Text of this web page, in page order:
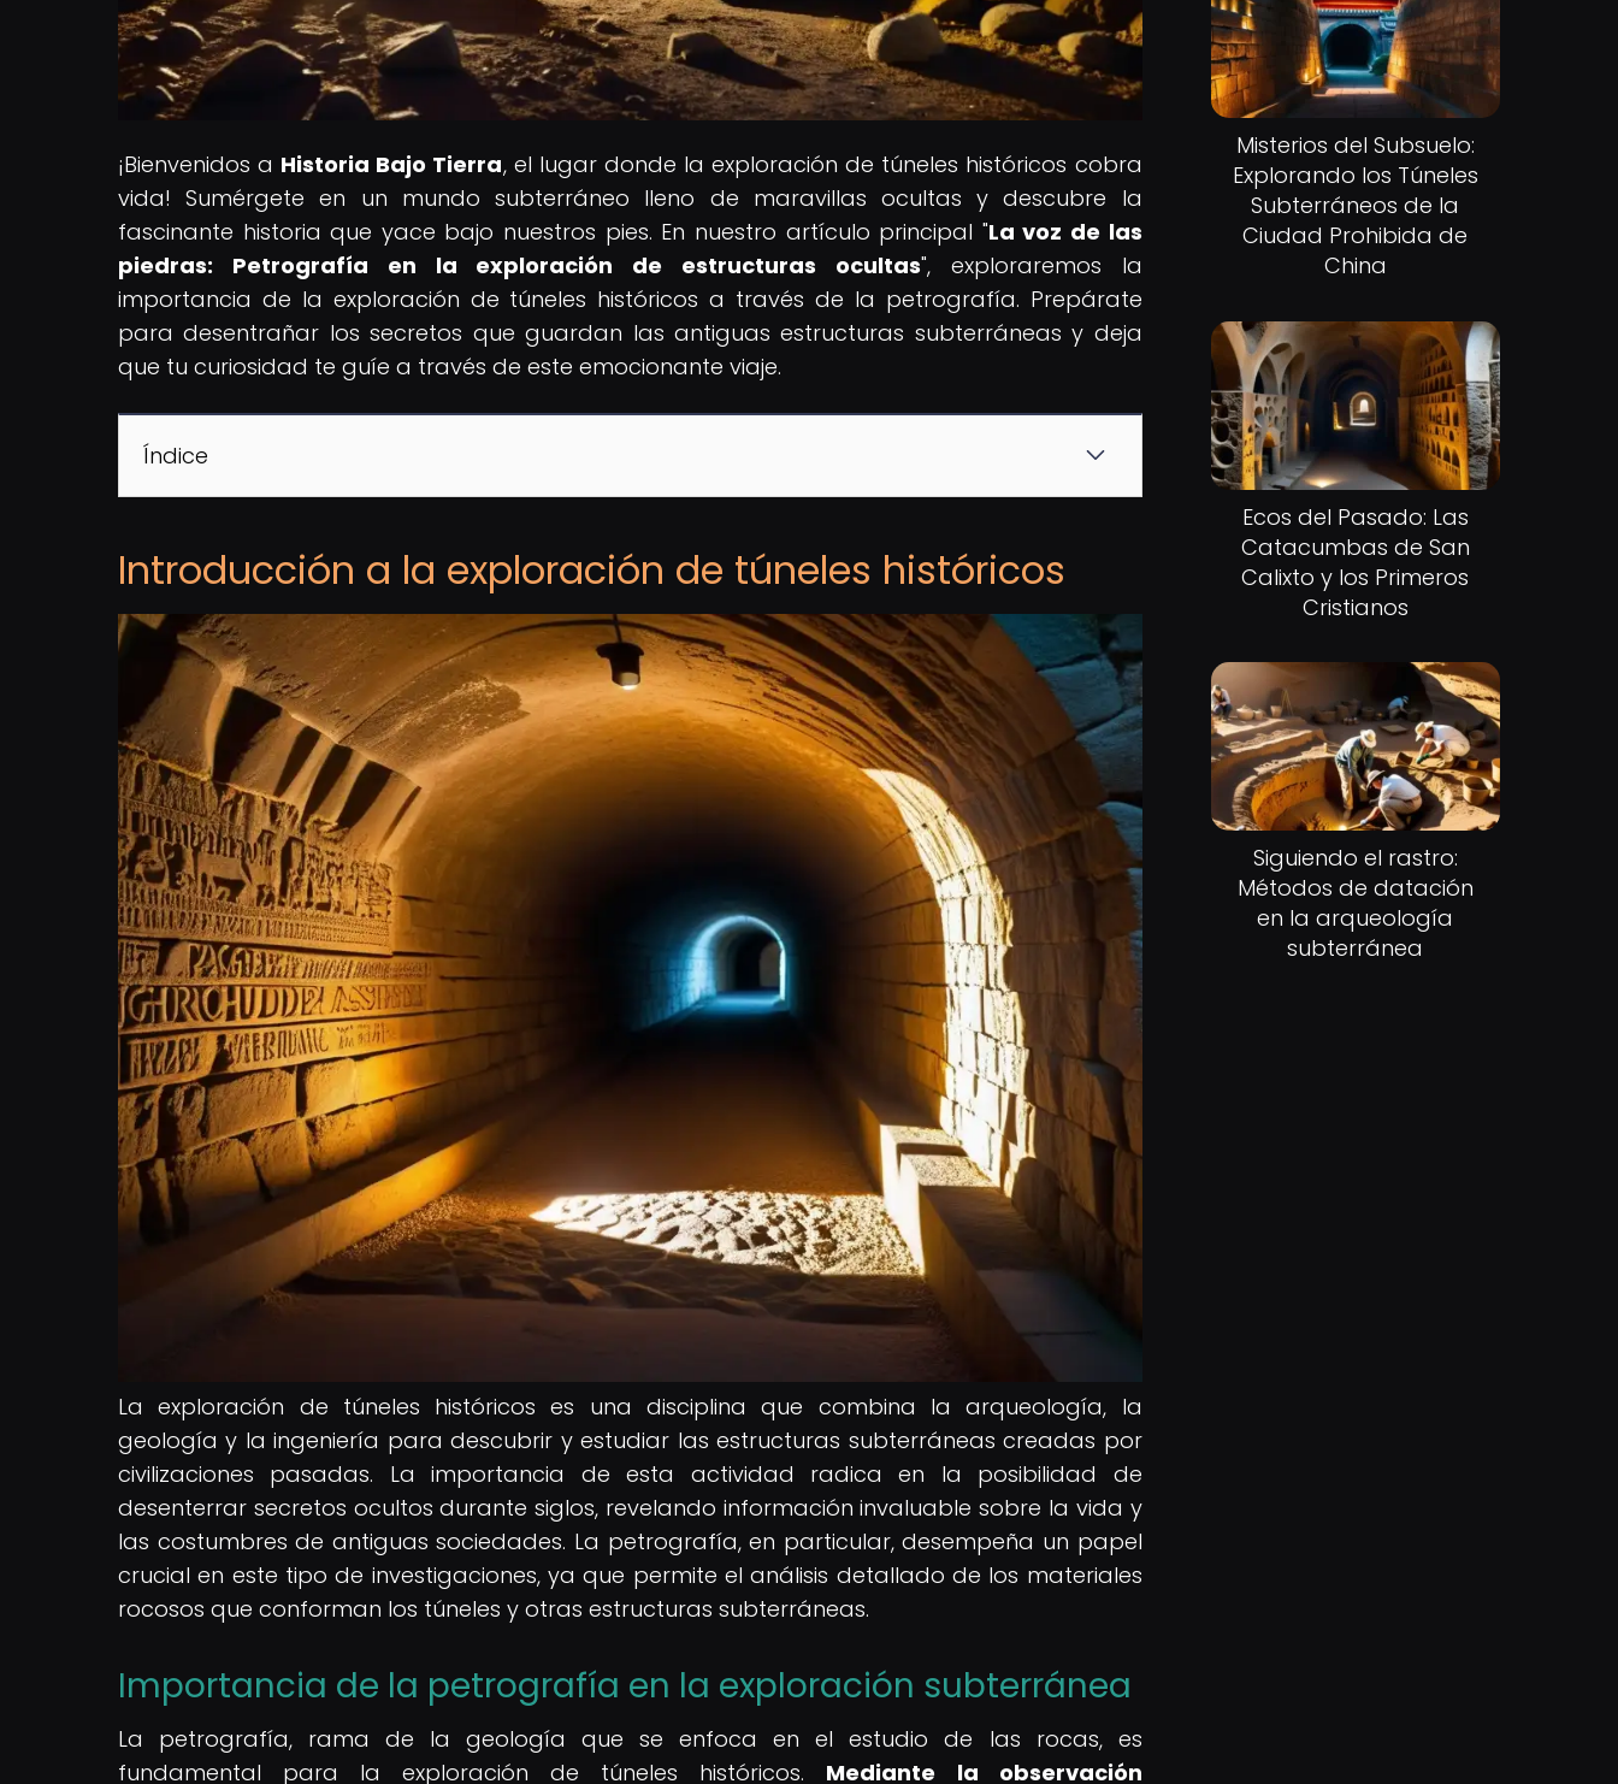
¡Bienvenidos a Historia Bajo Tierra, el lugar donde la exploración de túneles históricos cobra
vida! Sumérgete en un mundo subterráneo lleno de maravillas ocultas y descubre la
fascinante historia que yace bajo nuestros pies. En nuestro artículo principal "La voz de las
piedras: Petrografía en la exploración de estructuras ocultas", exploraremos la
importancia de la exploración de túneles históricos a través de la petrografía. Prepárate
para desentrañar los secretos que guardan las antiguas estructuras subterráneas y deja
que tu curiosidad te guíe a través de este emocionante viaje.
Índice
Introducción a la exploración de túneles históricos
La exploración de túneles históricos es una disciplina que combina la arqueología, la
geología y la ingeniería para descubrir y estudiar las estructuras subterráneas creadas por
civilizaciones pasadas. La importancia de esta actividad radica en la posibilidad de
desenterrar secretos ocultos durante siglos, revelando información invaluable sobre la vida y
las costumbres de antiguas sociedades. La petrografía, en particular, desempeña un papel
crucial en este tipo de investigaciones, ya que permite el análisis detallado de los materiales
rocosos que conforman los túneles y otras estructuras subterráneas.
Importancia de la petrografía en la exploración subterránea
La petrografía, rama de la geología que se enfoca en el estudio de las rocas, es
fundamental para la exploración de túneles históricos. Mediante la observación
Misterios del Subsuelo:
Explorando los Túneles
Subterráneos de la
Ciudad Prohibida de
China
Ecos del Pasado: Las
Catacumbas de San
Calixto y los Primeros
Cristianos
Siguiendo el rastro:
Métodos de datación
en la arqueología
subterránea